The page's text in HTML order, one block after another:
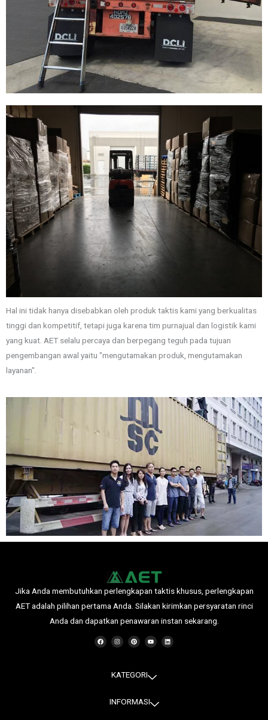
Hal ini tidak hanya disebabkan oleh produk taktis kami yang berkualitas
tinggi dan kompetitif, tetapi juga karena tim purnajual dan logistik kami
yang kuat. AET selalu percaya dan berpegang teguh pada tujuan
pengembangan awal yaitu "mengutamakan produk, mengutamakan
layanan".
Jika Anda membutuhkan perlengkapan taktis khusus, perlengkapan
AET adalah pilihan pertama Anda. Silakan kirimkan persyaratan rinci
Anda dan dapatkan penawaran instan sekarang.
F
a
c
I
n
s
r
a
P
i
n
e
s
Y
o
u
L
i
n
KATEGORI
INFORMASI